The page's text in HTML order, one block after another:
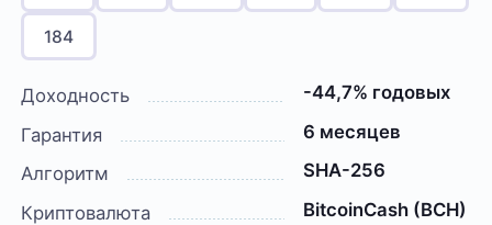
184
Доходность
-44,7% годовых
Гарантия
6 месяцев
Алгоритм
SHA-256
Криптовалюта
BitcoinCash (BCH)